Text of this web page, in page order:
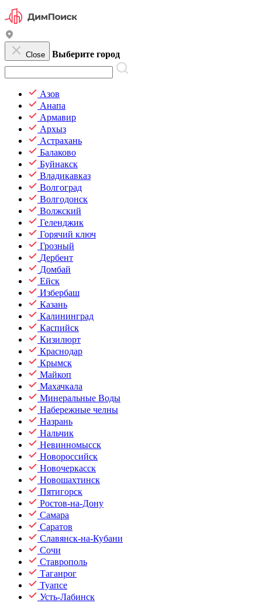
Close Выберите город
Азов
Анапа
Армавир
Архыз
Астрахань
Балаково
Буйнакск
Владикавказ
Волгоград
Волгодонск
Волжский
Геленджик
Горячий ключ
Грозный
Дербент
Домбай
Ейск
Избербаш
Казань
Калининград
Каспийск
Кизилюрт
Краснодар
Крымск
Майкоп
Махачкала
Минеральные Воды
Набережные челны
Назрань
Нальчик
Невинномысск
Новороссийск
Новочеркасск
Новошахтинск
Пятигорск
Ростов-на-Дону
Самара
Саратов
Славянск-на-Кубани
Сочи
Ставрополь
Таганрог
Туапсе
Усть-Лабинск